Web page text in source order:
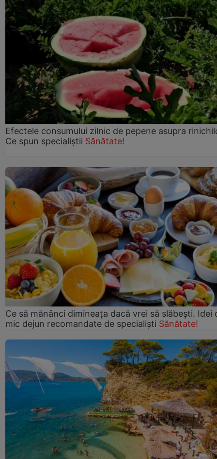
Efectele consumului zilnic de pepene asupra
Ce spun specialiștii Sănătate!
Ce să mănânci dimineața dacă vrei să slăbești. Idei
mic dejun recomandate de specialiști Sănătate!